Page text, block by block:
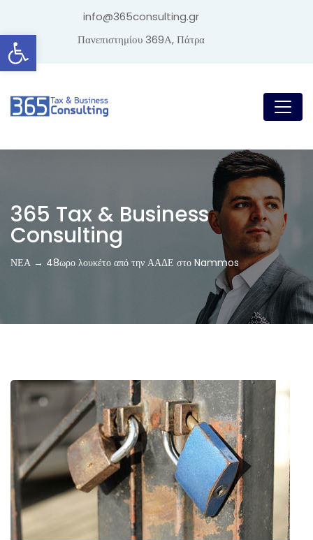
Ανοίξτε τη γραμμή εργαλείων
info@365consulting.gr
Πανεπιστημίου 369Α, Πάτρα
365 Tax & Business
Consulting
ΝΕΑ → 48ωρο λουκέτο από την ΑΑΔΕ στο Nammos